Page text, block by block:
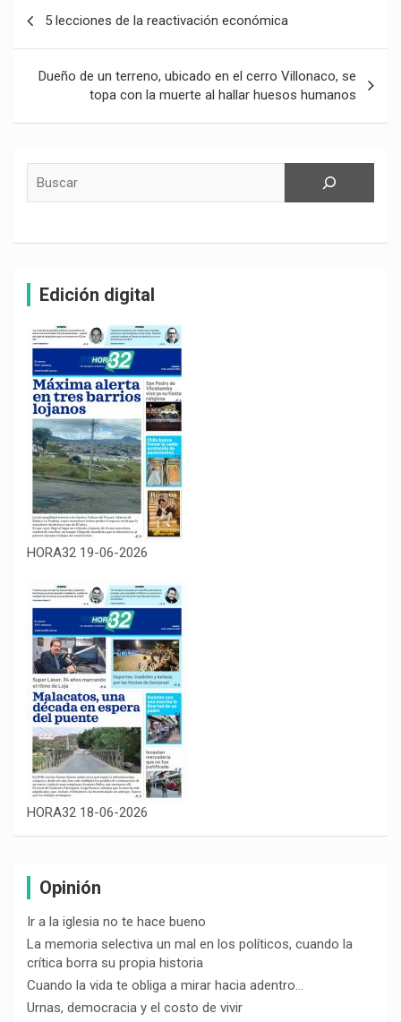
entradas
5 lecciones de la reactivación económica
Dueño de un terreno, ubicado en el cerro Villonaco, se
topa con la muerte al hallar huesos humanos
Edición digital
HORA32 19-06-2026
HORA32 18-06-2026
Opinión
Ir a la iglesia no te hace bueno
La memoria selectiva un mal en los políticos, cuando la
crítica borra su propia historia
Cuando la vida te obliga a mirar hacia adentro…
Urnas, democracia y el costo de vivir